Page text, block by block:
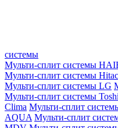
системы
Мульти-сплит системы
Мульти-сплит системы
Мульти-сплит системы LG
Мульти-сплит системы
Clima Мульти-сплит
AQUA Мульти-сплит